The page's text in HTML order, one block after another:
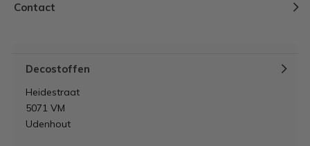
Contact
Decostoffen
Heidestraat
5071 VM
Udenhout